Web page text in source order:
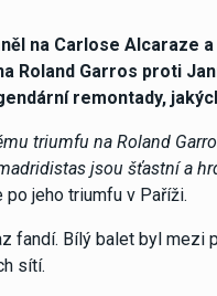
na Carlose
Roland Garros proti
remontady,
triumfu na Roland
jsou šťastní a
jeho triumfu v Paříži.
fandí. Bílý balet byl mezi
sítí.